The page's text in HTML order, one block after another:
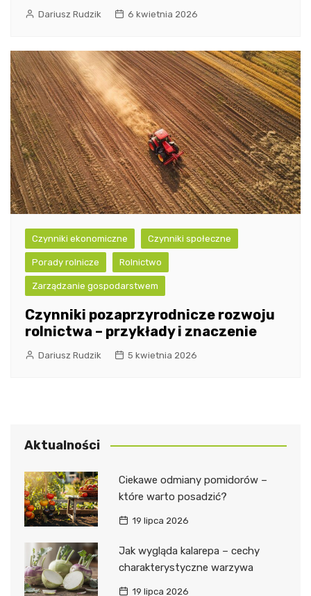
Dariusz Rudzik 6 kwietnia 2026
Czynniki ekonomiczne Czynniki społeczne
Porady rolnicze Rolnictwo
Zarządzanie gospodarstwem
Czynniki pozaprzyrodnicze rozwoju
rolnictwa – przykłady i znaczenie
Dariusz Rudzik 5 kwietnia 2026
Aktualności
Ciekawe odmiany pomidorów –
które warto posadzić?
19 lipca 2026
Jak wygląda kalarepa – cechy
charakterystyczne warzywa
19 lipca 2026